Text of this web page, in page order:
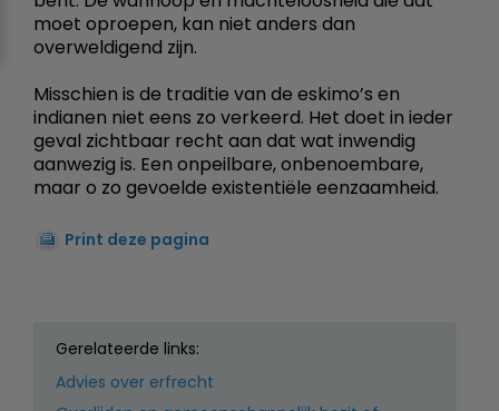
moet oproepen, kan niet anders dan
overweldigend zijn.
Misschien is de traditie van de eskimo’s en
indianen niet eens zo verkeerd. Het doet in ieder
geval zichtbaar recht aan dat wat inwendig
aanwezig is. Een onpeilbare, onbenoembare,
maar o zo gevoelde existentiële eenzaamheid.
Print deze pagina
Gerelateerde links:
Advies over erfrecht